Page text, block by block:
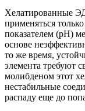
Хелатированные
применяться
показателем (рН)
основе
то же время,
элемента требуют
молибденом этот
нестабильные
распаду еще до